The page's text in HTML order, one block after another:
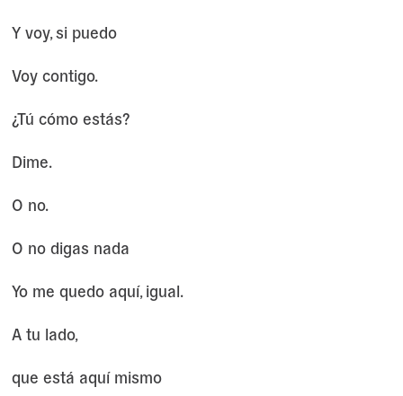
Y voy, si puedo
Voy contigo.
¿Tú cómo estás?
Dime.
O no.
O no digas nada
Yo me quedo aquí, igual.
A tu lado,
que está aquí mismo